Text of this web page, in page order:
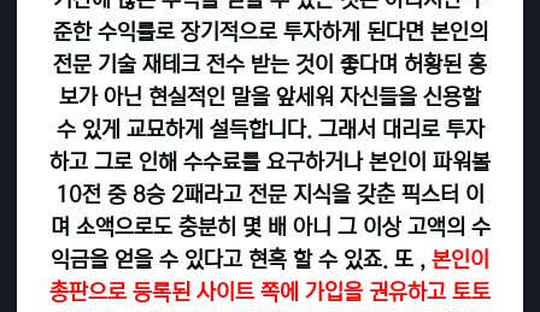
준한 수익률로 장기적으로 투자하게 된다면 본인의
전문 기술 재테크 전수 받는 것이 좋다며 허황된 홍
보가 아닌 현실적인 말을 앞세워 자신들을 신용할
수 있게 교묘하게 설득합니다. 그래서 대리로 투자
하고 그로 인해 수수료를 요구하거나 본인이 파워볼
10전 중 8승 2패라고 전문 지식을 갖춘 픽스터 이
며 소액으로도 충분히 몇 배 아니 그 이상 고액의 수
익금을 얻을 수 있다고 현혹 할 수 있죠. 또 , 본인이
총판으로 등록된 사이트 쪽에 가입을 권유하고 토토